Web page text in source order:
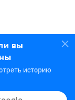
вы
историю